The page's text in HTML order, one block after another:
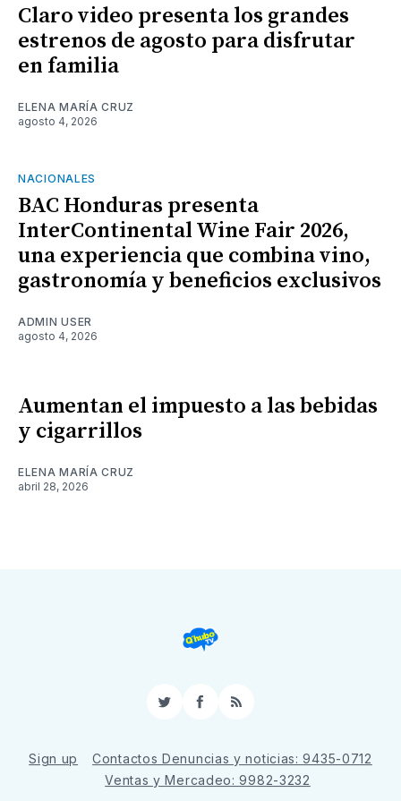
Claro video presenta los grandes
estrenos de agosto para disfrutar
en familia
ELENA MARÍA CRUZ
agosto 4, 2026
NACIONALES
BAC Honduras presenta
InterContinental Wine Fair 2026,
una experiencia que combina vino,
gastronomía y beneficios exclusivos
ADMIN USER
agosto 4, 2026
Aumentan el impuesto a las bebidas
y cigarrillos
ELENA MARÍA CRUZ
abril 28, 2026
TwitterFacebook
RSS
Sign up
Contactos Denuncias y noticias: 9435-0712
Ventas y Mercadeo: 9982-3232